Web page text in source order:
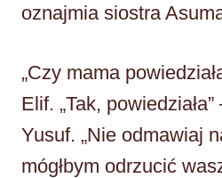
oznajmia siostra
„Czy mama
Elif. „Tak,
Yusuf. „Nie odmawiaj
mógłbym odrzucić